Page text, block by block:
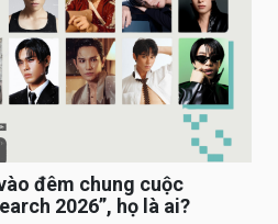
đêm chung cuộc
2026”, họ là ai?